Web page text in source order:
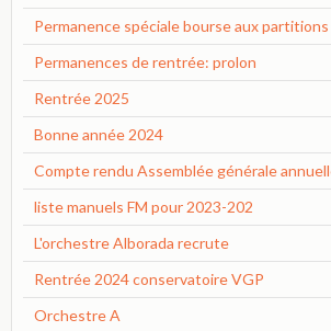
Permanence spéciale bourse aux partitions
Permanences de rentrée: prolon
Rentrée 2025
Bonne année 2024
Compte rendu Assemblée générale
liste manuels FM pour 2023-202
L'orchestre Alborada recrute
Rentrée 2024 conservatoire VGP
Orchestre A